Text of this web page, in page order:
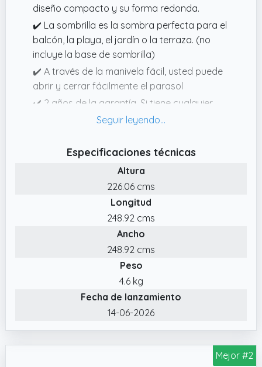
diseño compacto y su forma redonda.
✔️ La sombrilla es la sombra perfecta para el
balcón, la playa, el jardín o la terraza. (no
incluye la base de sombrilla)
✔️ A través de la manivela fácil, usted puede
abrir y cerrar fácilmente el parasol
✔️ 2 años de la garantía. Si tiene cualquier
pregunta, por favor, diríjase al área de
nosotros a través de info@angelliving.de.
Hidrófugo (no impermeable) Dimensión de la
sombrilla: 250 cm (Techo) x 235 cm (Altura)
Especificaciones técnicas
Altura
226.06 cms
Longitud
248.92 cms
Ancho
248.92 cms
Peso
4.6 kg
Fecha de lanzamiento
14-06-2026
Mejor #2